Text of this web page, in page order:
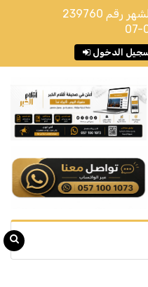
رقم 239760
07-
الدخول